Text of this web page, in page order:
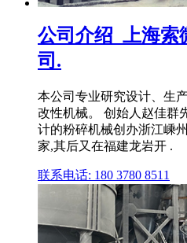
公司介绍_上海索
司.
本公司专业研究设计、生
改性机械。 创始人赵佳群
计的粉碎机械创办浙江嵊
家,其后又在福建龙岩开 .
联系电话: 180 3780 8511